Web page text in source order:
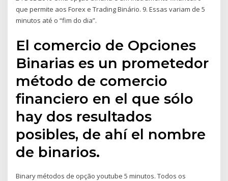
que permite aos Forex e Trading Binário. 9. Essas variam de 5
minutos até o “fim do dia”.
El comercio de Opciones
Binarias es un prometedor
método de comercio
financiero en el que sólo
hay dos resultados
posibles, de ahí el nombre
de binarios.
Binary métodos de opção youtube 5 minutos. Todos os